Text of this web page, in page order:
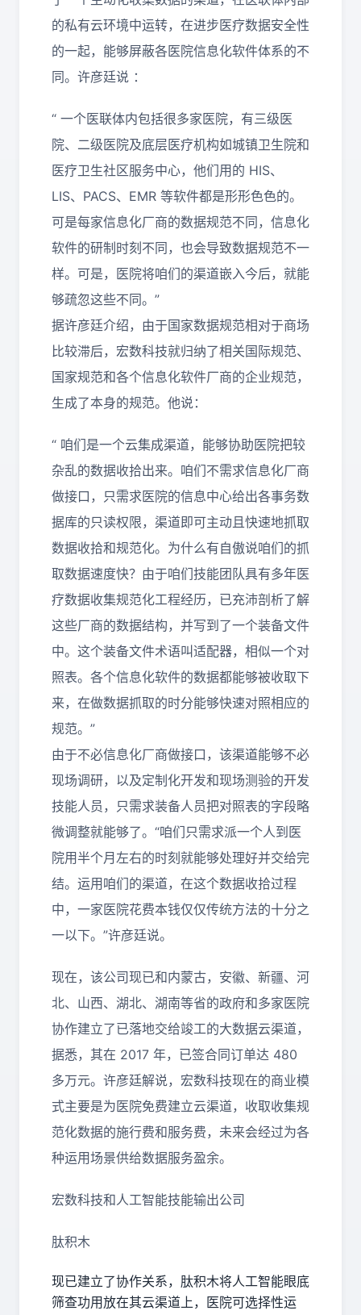
的私有云环境中运转，在进步医疗数据安全性
的一起，能够屏蔽各医院信息化软件体系的不
同。许彦廷说 ：
“ 一个医联体内包括很多家医院，有三级医
院、二级医院及底层医疗机构如城镇卫生院和
医疗卫生社区服务中心，他们用的 HIS、
LIS、PACS、EMR 等软件都是形形色色的。
可是每家信息化厂商的数据规范不同，信息化
软件的研制时刻不同，也会导致数据规范不一
样。可是，医院将咱们的渠道嵌入今后，就能
够疏忽这些不同。”
据许彦廷介绍，由于国家数据规范相对于商场
比较滞后，宏数科技就归纳了相关国际规范、
国家规范和各个信息化软件厂商的企业规范，
生成了本身的规范。他说：
“ 咱们是一个云集成渠道，能够协助医院把较
杂乱的数据收拾出来。咱们不需求信息化厂商
做接口，只需求医院的信息中心给出各事务数
据库的只读权限，渠道即可主动且快速地抓取
数据收拾和规范化。为什么有自傲说咱们的抓
取数据速度快？由于咱们技能团队具有多年医
疗数据收集规范化工程经历，已充沛剖析了解
这些厂商的数据结构，并写到了一个装备文件
中。这个装备文件术语叫适配器，相似一个对
照表。各个信息化软件的数据都能够被收取下
来，在做数据抓取的时分能够快速对照相应的
规范。”
由于不必信息化厂商做接口，该渠道能够不必
现场调研，以及定制化开发和现场测验的开发
技能人员，只需求装备人员把对照表的字段略
微调整就能够了。“咱们只需求派一个人到医
院用半个月左右的时刻就能够处理好并交给完
结。运用咱们的渠道，在这个数据收拾过程
中，一家医院花费本钱仅仅传统方法的十分之
一以下。”许彦廷说。
现在，该公司现已和内蒙古，安徽、新疆、河
北、山西、湖北、湖南等省的政府和多家医院
协作建立了已落地交给竣工的大数据云渠道，
据悉，其在 2017 年，已签合同订单达 480
多万元。许彦廷解说，宏数科技现在的商业模
式主要是为医院免费建立云渠道，收取收集规
范化数据的施行费和服务费，未来会经过为各
种运用场景供给数据服务盈余。
宏数科技和人工智能技能输出公司
肽积木
现已建立了协作关系，肽积木将人工智能眼底
筛查功用放在其云渠道上，医院可选择性运